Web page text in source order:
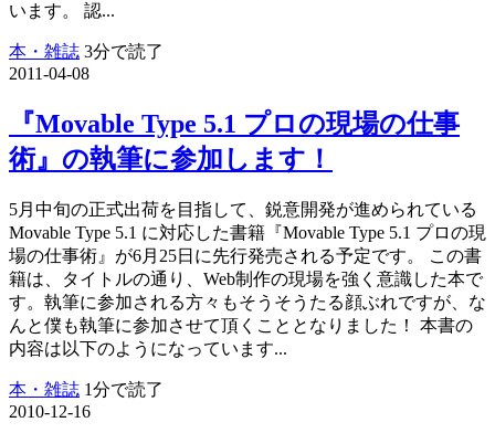
います。 認...
本・雑誌 3分で読了
2011-04-08
『Movable Type 5.1 プロの現場の仕事
術』の執筆に参加します！
5月中旬の正式出荷を目指して、鋭意開発が進められている
Movable Type 5.1 に対応した書籍『Movable Type 5.1 プロの現
場の仕事術』が6月25日に先行発売される予定です。 この書
籍は、タイトルの通り、Web制作の現場を強く意識した本で
す。執筆に参加される方々もそうそうたる顔ぶれですが、な
んと僕も執筆に参加させて頂くこととなりました！ 本書の
内容は以下のようになっています...
本・雑誌 1分で読了
2010-12-16